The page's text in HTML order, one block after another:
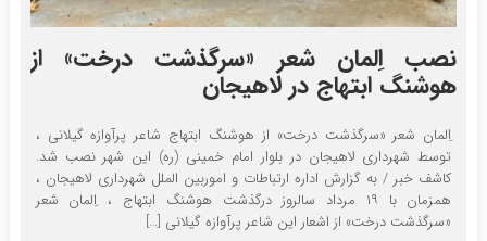
نصب اِلمان شعر «سرگذشت درخت» از
هوشنگ ابتهاج در لاهیجان
اِلمان شعر «سرگذشت درخت» از هوشنگ ابتهاج شاعر پرآوازه گیلانی ،
توسط شهرداری لاهیجان در بلوار امام خمینی (ره) این شهر نصب شد.
کاشف خبر / به گزارش اداره ارتباطات و اموربین الملل شهرداری لاهیجان ،
همزمان با ۱۹ مرداد سالروز درگذشت هوشنگ ابتهاج ، اِلمان شعر
«سرگذشت درخت» از اشعار این شاعر پرآوازه گیلانی […]